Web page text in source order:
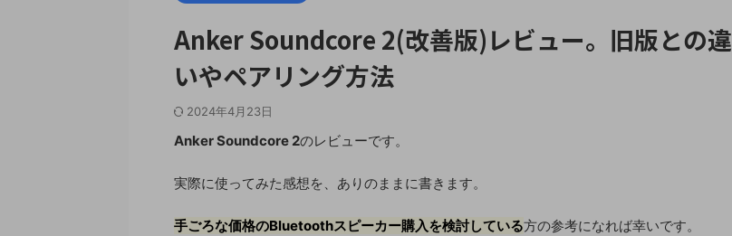
Anker Soundcore 2(改善版)レビュー。旧版との違
いやペアリング方法
2024年4月23日
AnkerSoundcore 2のレビューです。
実際に使ってみた感想を、ありのままに書きます。
手ごろな価格のBluetoothスピーカー購入を検討している方の参考になれば幸いです。